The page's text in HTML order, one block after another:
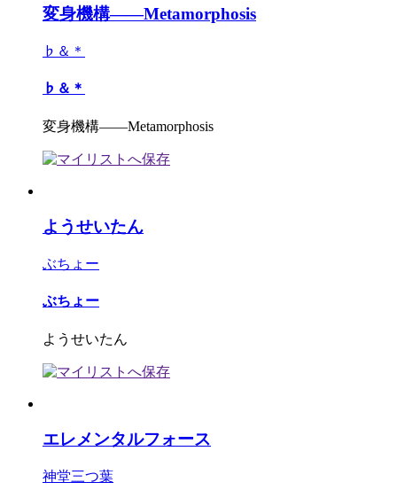
変身機構――Metamorphosis
♭＆＊
♭＆＊
変身機構――Metamorphosis
ようせいたん
ぶちょー
ぶちょー
ようせいたん
エレメンタルフォース
神堂三つ葉